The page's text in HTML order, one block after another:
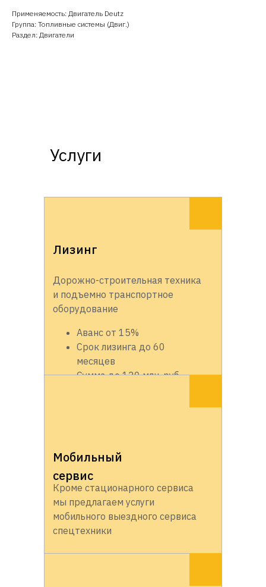
Применяемость: Двигатель Deutz
Группа: Топливные системы (Двиг.)
Раздел: Двигатели
Услуги
Лизинг
Дорожно-строительная техника
и подъемно транспортное
оборудование
Аванс от 15%
Срок лизинга до 60
месяцев
Сумма до 120 млн. руб.
Мобильный
сервис
Кроме стационарного сервиса
мы предлагаем услуги
мобильного выездного сервиса
спецтехники